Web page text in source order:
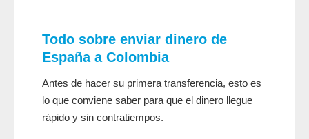
Todo sobre enviar dinero de
España a Colombia
Antes de hacer su primera transferencia, esto es
lo que conviene saber para que el dinero llegue
rápido y sin contratiempos.